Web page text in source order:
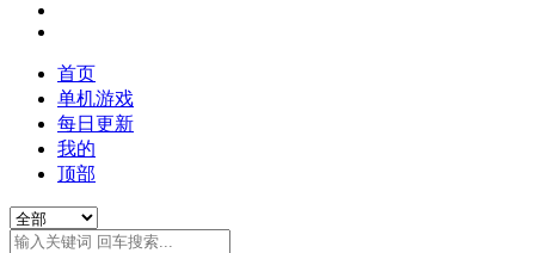
首页
单机游戏
每日更新
我的
顶部